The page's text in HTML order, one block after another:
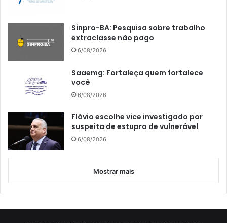
Sinpro-BA: Pesquisa sobre trabalho
extraclasse não pago
6/08/2026
Saaemg: Fortaleça quem fortalece
você
6/08/2026
Flávio escolhe vice investigado por
suspeita de estupro de vulnerável
6/08/2026
Mostrar mais